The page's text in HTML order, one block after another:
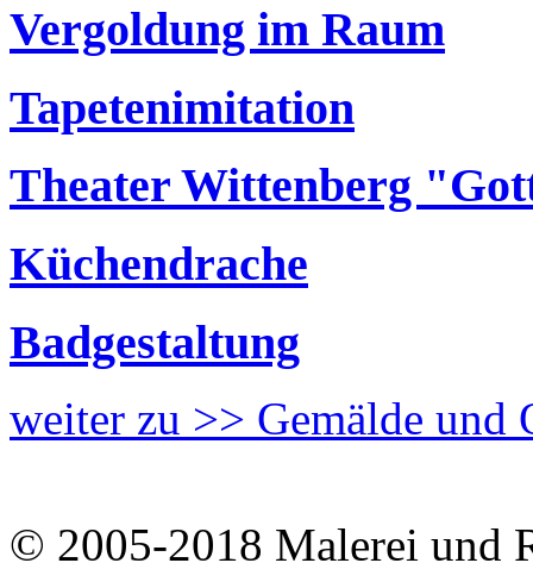
Vergoldung im Raum
Tapetenimitation
Theater Wittenberg
Küchendrache
Badgestaltung
weiter zu >> Gemälde und
© 2005-2018 Malerei und